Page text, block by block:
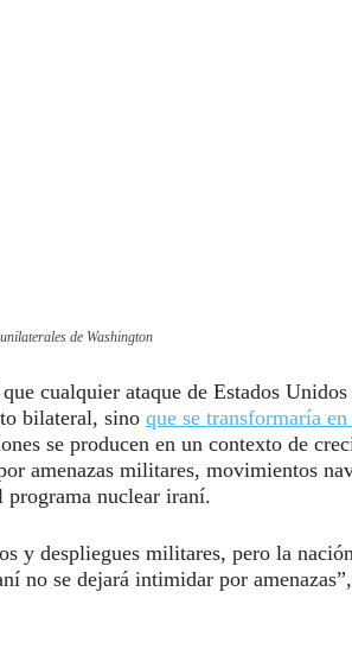
de Washington
cualquier ataque de Estados Unidos
bilateral, sino que se transformaría
se producen en un contexto de
amenazas militares, movimientos
programa nuclear iraní.
y despliegues militares, pero la
no se dejará intimidar por